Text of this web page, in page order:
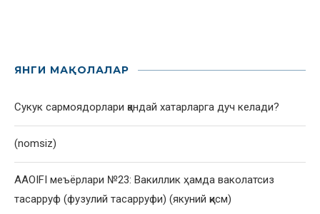
ЯНГИ МАҚОЛАЛАР
Сукук сармоядорлари қандай хатарларга дуч келади?
(nomsiz)
AAOIFI меъёрлари №23: Вакиллик ҳамда ваколатсиз
тасарруф (фузулий тасарруфи) (якуний қисм)